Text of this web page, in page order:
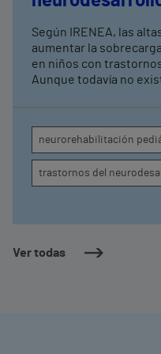
Ver todas
pediátrica de
Según IRENEA, las
aumentar la
en niños con
Aunque todavía no
atención, la regulación
conducta
neurorehabilitación
trastornos del